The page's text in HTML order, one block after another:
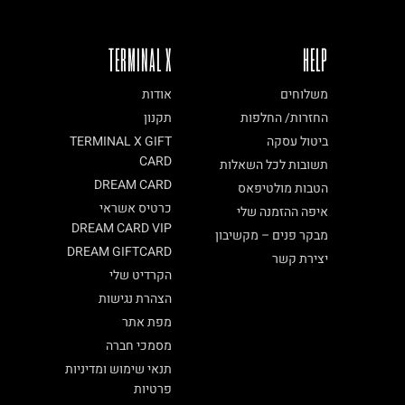
TERMINAL X
אודות
תקנון
TERMINAL X GIFT
CARD
DREAM CARD
כרטיס אשראי
DREAM CARD VIP
DREAM GIFTCARD
הקרדיט שלי
הצהרת נגישות
מפת אתר
מסמכי חברה
תנאי שימוש ומדיניות
פרטיות
HELP
משלוחים
החזרות/ החלפות
ביטול עסקה
תשובות לכל השאלות
הטבות מולטיפאס
איפה ההזמנה שלי
מבקר פנים – מקשיבון
יצירת קשר